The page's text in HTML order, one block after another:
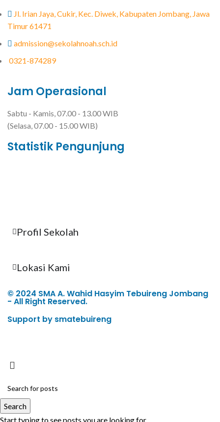
Jl. Irian Jaya, Cukir, Kec. Diwek, Kabupaten Jombang, Jawa
Timur 61471
admission@sekolahnoah.sch.id
0321-874289
Jam Operasional
Sabtu - Kamis, 07.00 - 13.00 WIB
(Selasa, 07.00 - 15.00 WIB)
Statistik Pengunjung
Profil Sekolah
Lokasi Kami
© 2024 SMA A. Wahid Hasyim Tebuireng Jombang
- All Right Reserved.
Support by smatebuireng
Search
Start typing to see posts you are looking for.